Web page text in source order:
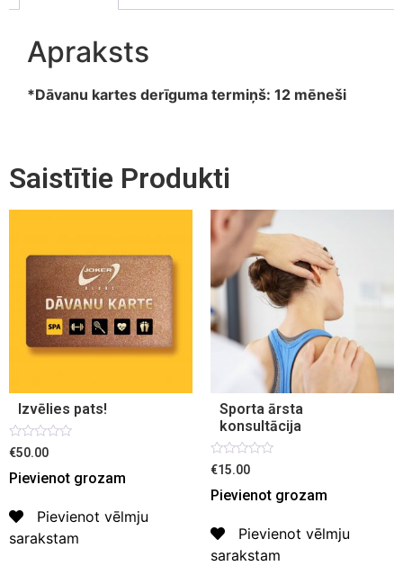
Apraksts
*Dāvanu kartes derīguma termiņš: 12 mēneši
Saistītie Produkti
Izvēlies pats!
Novērtēts
ar
0
no
€50.00
Pievienot grozam
Pievienot vēlmju
sarakstam
Sporta ārsta
konsultācija
Novērtēts
ar
0
no
€15.00
Pievienot grozam
Pievienot vēlmju
sarakstam